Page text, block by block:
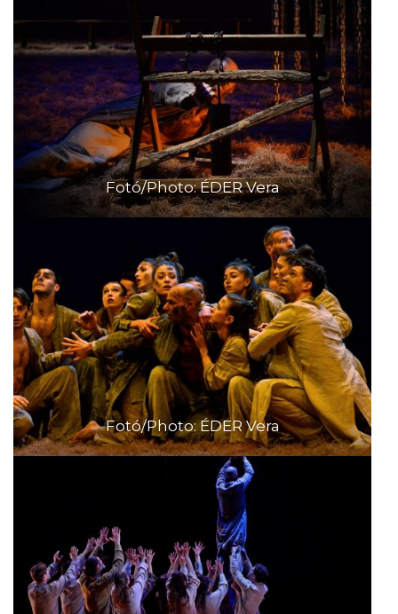
Fotó/Photo: ÉDER Vera
Fotó/Photo: ÉDER Vera